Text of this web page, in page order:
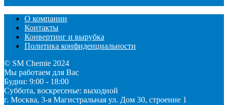
О компании
Контакты
Конвертинг и вырубка
Политика конфиденциальности
© SM Chemie 2024
Мы работаем для Вас
Будни: 9:00 - 18:00
Суббота, воскресенье: выходной
г. Москва, 3-я Магистральная ул. Дом 30, строение 1